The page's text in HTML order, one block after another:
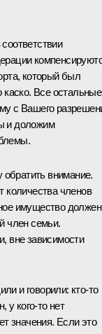
который был
каско. Все остальные
с Вашего
и доложим
внимание.
количества членов
имущество должен
член семьи.
вне зависимости
и говорили: кто‑то
у кого‑то нет
значения. Если это